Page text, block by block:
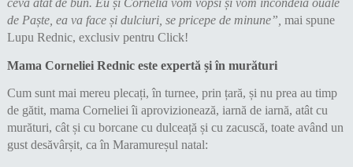
ceva atât de bun. Eu și Cornelia vom vopsi și vom încondeia ouăle
de Paște, ea va face și dulciuri, se pricepe de minune”, mai spune
Lupu Rednic, exclusiv pentru Click!
Mama Corneliei Rednic este expertă și în murături
Cum sunt mai mereu plecați, în turnee, prin țară, și nu prea au timp
de gătit, mama Corneliei îi aprovizionează, iarnă de iarnă, atât cu
murături, cât și cu borcane cu dulceață și cu zacuscă, toate având un
gust desăvârșit, ca în Maramureșul natal: